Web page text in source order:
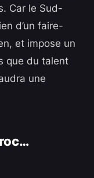
Car le Sud-
d’un faire-
et impose un
que du talent
une